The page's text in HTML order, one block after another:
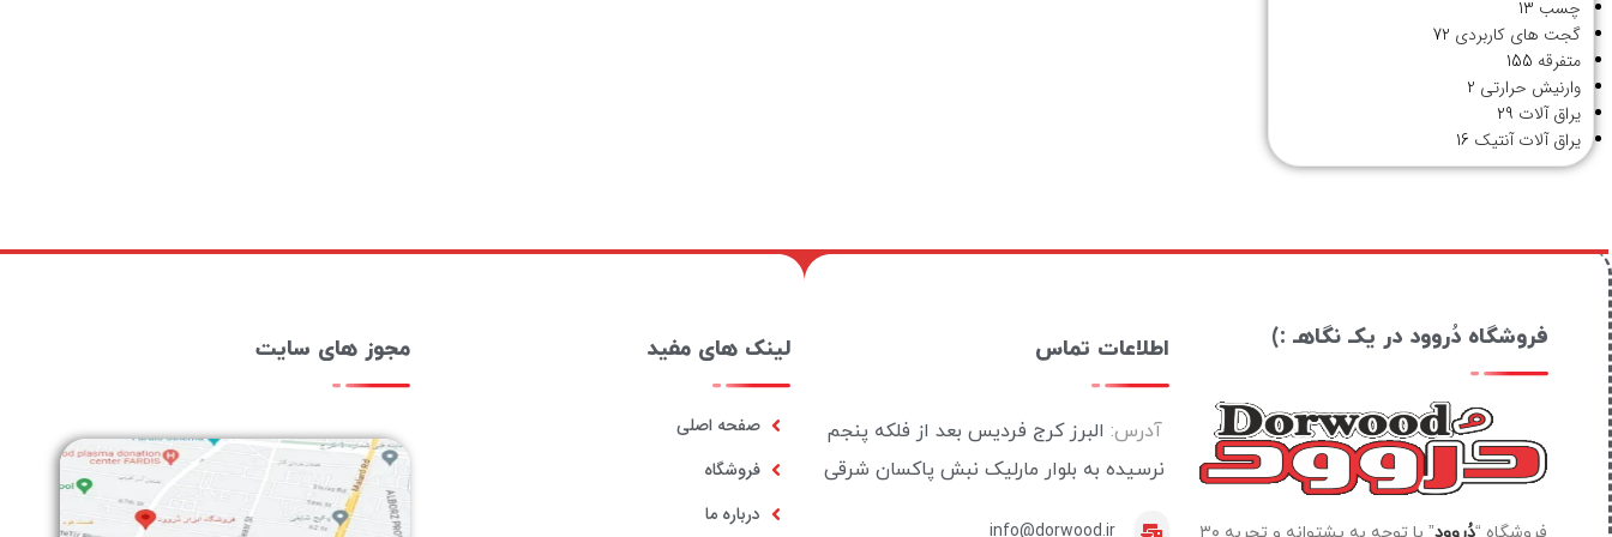
چسب 13
گجت های کاربردی 72
متفرقه 155
وارنیش حرارتی 2
یراق آلات 29
یراق آلات آنتیک 16
فروشگاه دُروود در یکـ نگاهـ :) اطلاعات تماس
آدرس: البرز کرج فردیس بعد از فلکه پنجم
نرسیده به بلوار مارلیک نبش پاکسان شرقی
info@dorwood.ir
لینک های مفید
صفحه اصلی
فروشگاه
درباره ما
مجوز های سایت